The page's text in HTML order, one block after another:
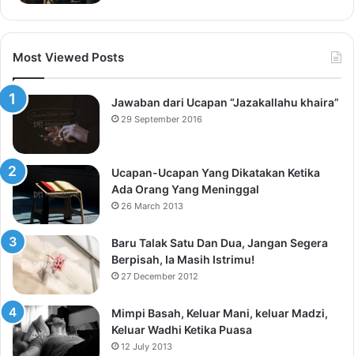
Most Viewed Posts
Jawaban dari Ucapan “Jazakallahu khaira”
29 September 2016
Ucapan-Ucapan Yang Dikatakan Ketika
Ada Orang Yang Meninggal
26 March 2013
Baru Talak Satu Dan Dua, Jangan Segera
Berpisah, Ia Masih Istrimu!
27 December 2012
Mimpi Basah, Keluar Mani, keluar Madzi,
Keluar Wadhi Ketika Puasa
12 July 2013